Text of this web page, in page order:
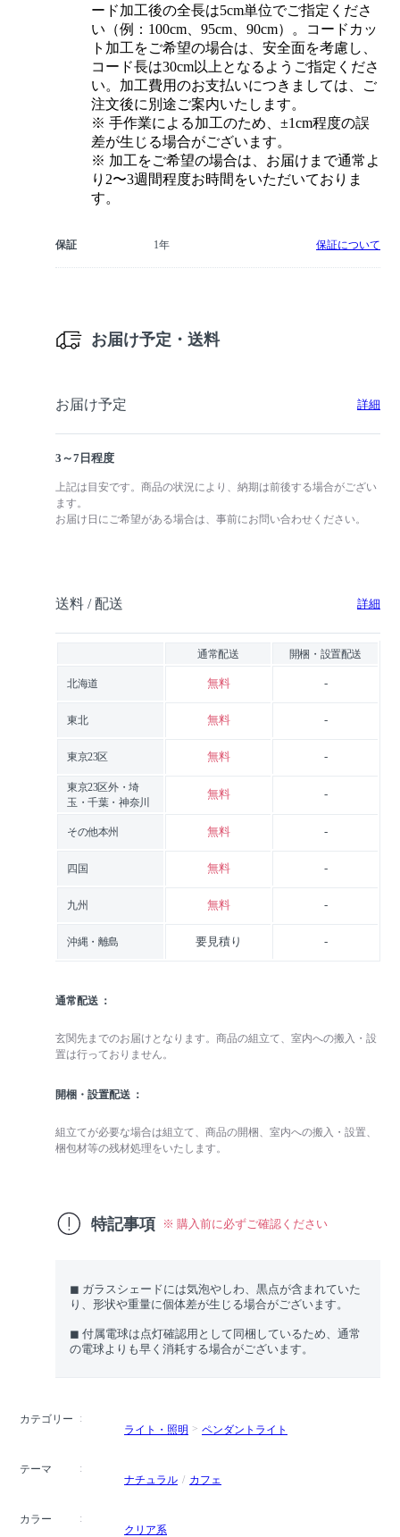
ード加工後の全長は5cm単位でご指定くださ
い（例：100cm、95cm、90cm）。コードカッ
ト加工をご希望の場合は、安全面を考慮し、
コード長は30cm以上となるようご指定くださ
い。加工費用のお支払いにつきましては、ご
注文後に別途ご案内いたします。
※ 手作業による加工のため、±1cm程度の誤
差が生じる場合がございます。
※ 加工をご希望の場合は、お届けまで通常よ
り2〜3週間程度お時間をいただいておりま
す。
保証 1年 保証について
お届け予定・送料
お届け予定 詳細
3～7日程度
上記は目安です。商品の状況により、納期は前後する場合がござい
ます。
お届け日にご希望がある場合は、事前にお問い合わせください。
送料 / 配送 詳細
通常配送 開梱・設置配送
北海道 無料 -
東北 無料 -
東京23区 無料 -
東京23区外・埼
玉・千葉・神奈川
無料 -
その他本州 無料 -
四国 無料 -
九州 無料 -
沖縄・離島 要見積り -
通常配送
玄関先までのお届けとなります。商品の組立て、室内への搬入・設
置は行っておりません。
開梱・設置配送
組立てが必要な場合は組立て、商品の開梱、室内への搬入・設置、
梱包材等の残材処理をいたします。
特記事項 ※ 購入前に必ずご確認ください
◼︎ ガラスシェードには気泡やしわ、黒点が含まれていた
り、形状や重量に個体差が生じる場合がございます。
◼︎ 付属電球は点灯確認用として同梱しているため、通常
の電球よりも早く消耗する場合がございます。
カテゴリー
ライト・照明
ペンダントライト
テーマ
ナチュラル
カフェ
カラー
クリア系